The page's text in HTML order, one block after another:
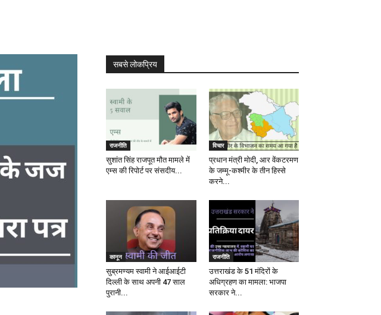
सबसे लोकप्रिय
राजनीति
सुशांत सिंह राजपूत मौत मामले में
एम्स की रिपोर्ट पर संसदीय...
विचार
प्रधान मंत्री मोदी, आर वेंकटरमण
के जम्मू-कश्मीर के तीन हिस्से
करने...
कानून
सुब्रमण्यम स्वामी ने आईआईटी
दिल्ली के साथ अपनी 47 साल
पुरानी...
राजनीति
उत्तराखंड के 51 मंदिरों के
अधिग्रहण का मामला: भाजपा
सरकार ने...